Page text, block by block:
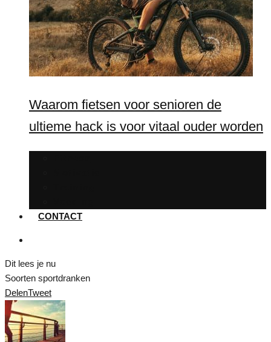
Waarom fietsen voor senioren de
ultieme hack is voor vitaal ouder worden
CONTACT
Dit lees je nu
Soorten sportdranken
DelenTweet